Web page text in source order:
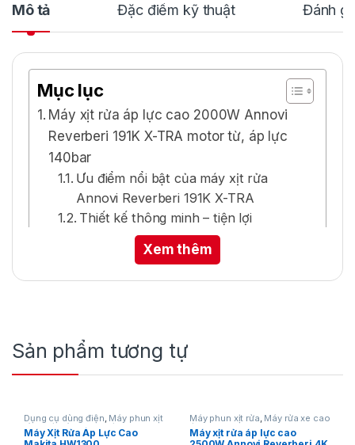
Mô tả Đặc điểm kỹ thuật Đánh
Mục lục
Máy xịt rửa áp lực cao 2000W Annovi
Reverberi 191K X-TRA motor từ, áp lực
140bar
Ưu điểm nổi bật của máy xịt rửa
Annovi Reverberi 191K X-TRA
Thiết kế thông minh – tiện lợi
Bộ phụ kiện đi kèm
Máy xịt rửa áp lực cao
Reverberi 191K X-TRA
motor từ, áp lực 140bar
DACS Việt Nam xin giới thiệu đến quý khách
hàngMáy xịt rửa áp lực cao 2000W Annovi
Xem thêm
Sản phẩm tương tự
Dụng cụ dùng điện Máy phun xịt
rửa,Máy rửa xe cao áp
Máy Xịt Rửa Áp Lực Cao
Máy phun xịt rửa Máy rửa xe cao
áp
Máy xịt rửa áp lực cao